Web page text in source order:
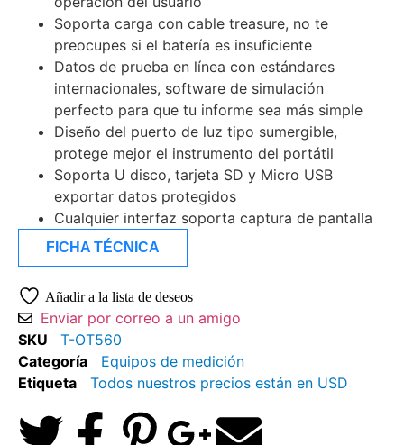
Soporta carga con cable treasure, no te
preocupes si el batería es insuficiente
Datos de prueba en línea con estándares
internacionales, software de simulación
perfecto para que tu informe sea más simple
Diseño del puerto de luz tipo sumergible,
protege mejor el instrumento del portátil
Soporta U disco, tarjeta SD y Micro USB
exportar datos protegidos
Cualquier interfaz soporta captura de pantalla
FICHA TÉCNICA
Añadir a la lista de deseos
Enviar por correo a un amigo
SKU
T-OT560
Categoría
Equipos de medición
Etiqueta
Todos nuestros precios están en USD